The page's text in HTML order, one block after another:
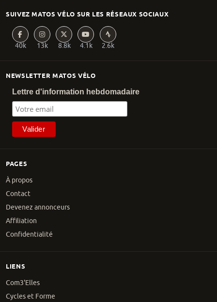
PAGES
À propos
Contact
Devenez annonceurs
Affiliation
Confidentialité
NEWSLETTER MATOS VÉLO
Lettre d'information hebdomadaire
SUIVEZ MATOS VÉLO SUR LES RÉSEAUX SOCIAUX
40k 13k 8.8k 4.1k 2.6k
LIENS
Com3'Elles
Cycles et Forme